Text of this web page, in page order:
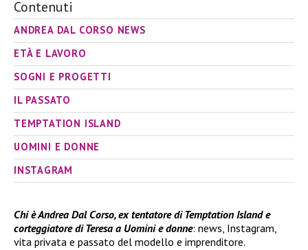
Contenuti
ANDREA DAL CORSO NEWS
ETÀ E LAVORO
SOGNI E PROGETTI
IL PASSATO
TEMPTATION ISLAND
UOMINI E DONNE
INSTAGRAM
Chi è Andrea Dal Corso, ex tentatore di Temptation Island e
corteggiatore di Teresa a Uomini e donne: news, Instagram,
vita privata e passato del modello e imprenditore.